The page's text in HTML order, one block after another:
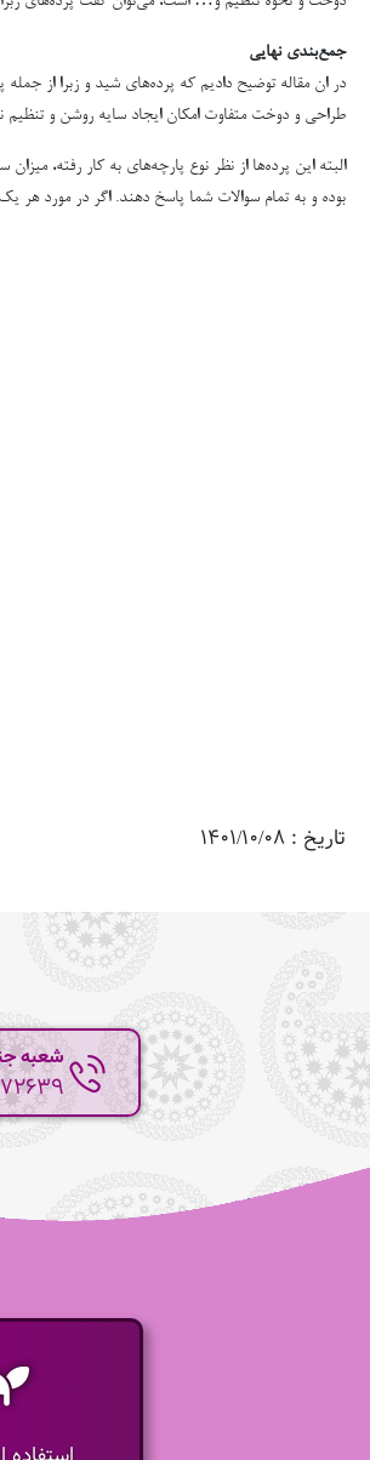
جمع‌بندی نهایی
در ان مقاله توضیح دادیم که پرده‌های شید و زبرا از
طراحی و دوخت متفاوت امکان ایجاد سایه روشن و تنظیم
البته این پرده‌ها از نظر نوع پارچه‌های به کار رفته،
بوده و به تمام سوالات شما پاسخ دهند. اگر در مورد هر
تاریخ : 1401/10/08
شعبه